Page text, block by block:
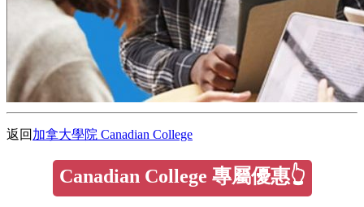
返回 加拿大學院 Canadian College
Canadian College 專屬優惠👆